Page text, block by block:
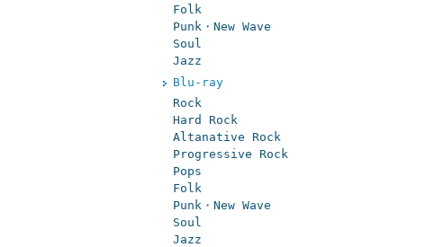
Folk
Punk・New Wave
Soul
Jazz
Blu-ray
Rock
Hard Rock
Altanative Rock
Progressive Rock
Pops
Folk
Punk・New Wave
Soul
Jazz